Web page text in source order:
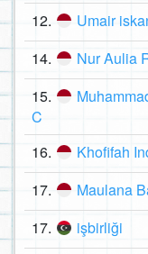
12. Umair
14. Nur Aulia
15.
C
16. Khofifah
17. Maulana
17. işbirliği